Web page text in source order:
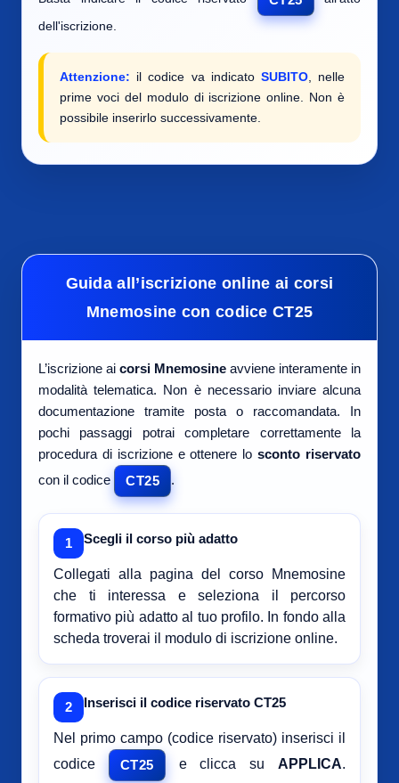
dell'iscrizione.
Attenzione: il codice va indicato SUBITO, nelle
prime voci del modulo di iscrizione online. Non è
possibile inserirlo successivamente.
Guida all’iscrizione online ai corsi
Mnemosine con codice CT25
L’iscrizione ai corsi Mnemosine avviene interamente in
modalità telematica. Non è necessario inviare alcuna
documentazione tramite posta o raccomandata. In
pochi passaggi potrai completare correttamente la
procedura di iscrizione e ottenere losconto riservato
con il codice
CT25 .
1 Scegli il corso più adatto
Collegati alla pagina del corso Mnemosine
che ti interessa e seleziona il percorso
formativo più adatto al tuo profilo. In fondo alla
scheda troverai il modulo di iscrizione online.
2 Inserisci il codice riservato CT25
Nel primo campo (codice riservato) inserisci il
codice
CT25 e clicca suAPPLICA.